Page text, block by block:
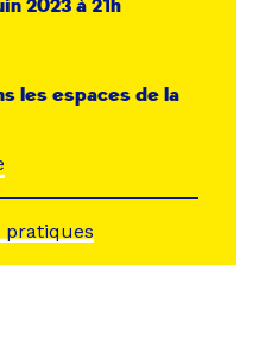
2023 à 21h
les espaces de la
pratiques